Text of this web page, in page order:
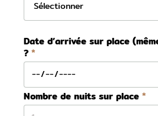
Date d’arrivée sur place
?
Nombre de nuits sur place